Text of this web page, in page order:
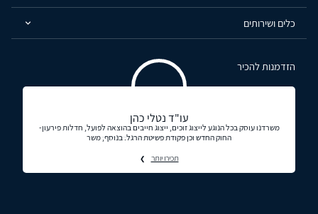
כלים ושירותים
הזדמנות להכיר
עו"ד נטלי כהן
משרדנו עוסק בכל הנוגע לייצוג זוכים, ייצוג חייבים בהוצאה לפועל, חדלות פירעון-
החוק החדש וכן פקודת פשיטת הרגל. בנוסף, משר
תכירו יותר